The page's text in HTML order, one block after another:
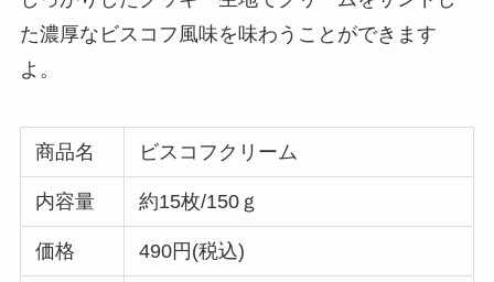
た濃厚なビスコフ風味を味わうことができます
よ。
商品名 ビスコフクリーム
内容量 約15枚/150ｇ
価格 490円(税込)